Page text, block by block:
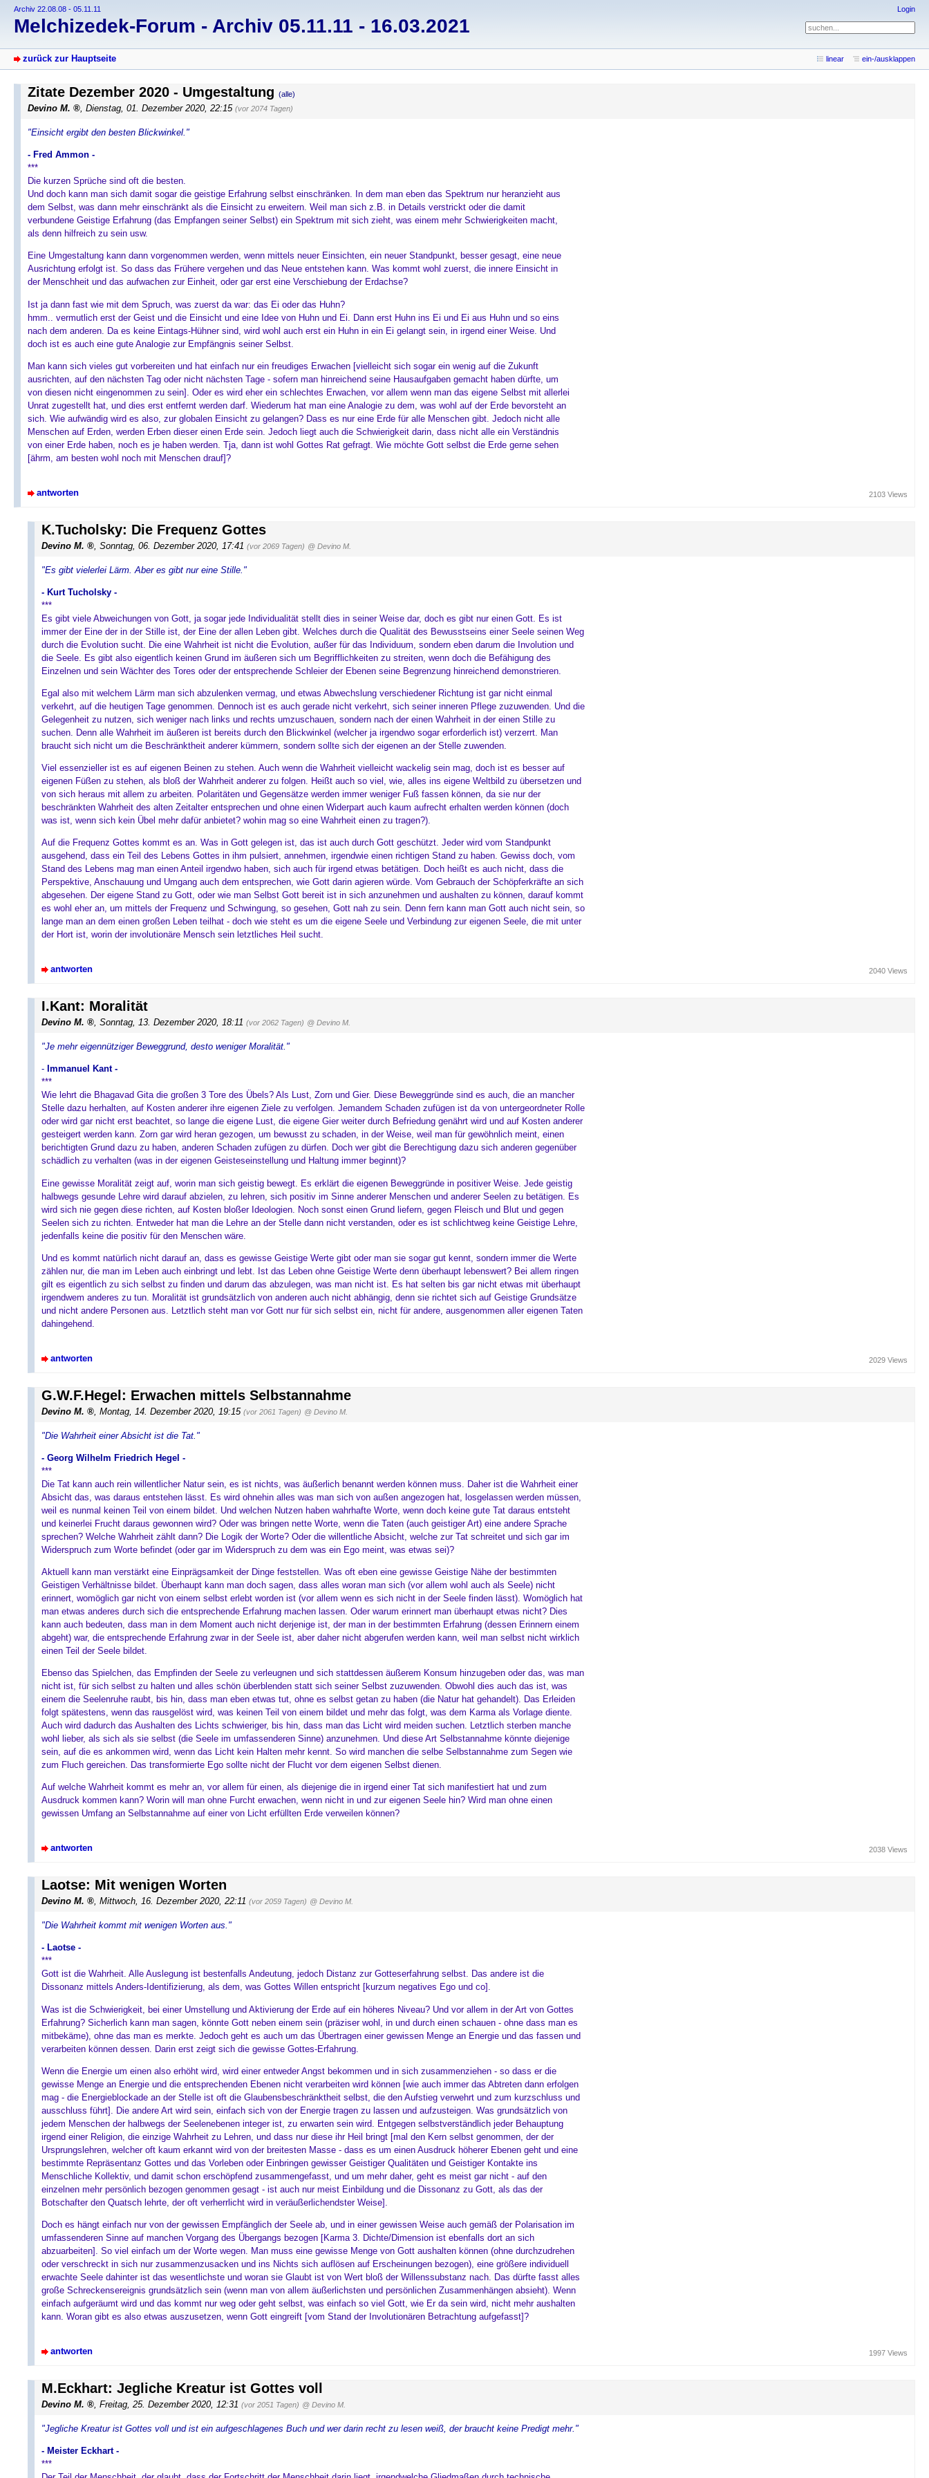
Archiv 22.08.08 - 05.11.11
Melchizedek-Forum - Archiv 05.11.11 - 16.03.2021
Login
zurück zur Hauptseite linear ein-/ausklappen
Zitate Dezember 2020 - Umgestaltung (alle)
Devino M. , Dienstag, 01. Dezember 2020, 22:15 (vor 2074 Tagen)
"Einsicht ergibt den besten Blickwinkel."
- Fred Ammon -
***
Die kurzen Sprüche sind oft die besten.
Und doch kann man sich damit sogar die geistige Erfahrung selbst einschränken. In dem man eben das Spektrum nur heranzieht aus
dem Selbst, was dann mehr einschränkt als die Einsicht zu erweitern. Weil man sich z.B. in Details verstrickt oder die damit
verbundene Geistige Erfahrung (das Empfangen seiner Selbst) ein Spektrum mit sich zieht, was einem mehr Schwierigkeiten macht,
als denn hilfreich zu sein usw.
Eine Umgestaltung kann dann vorgenommen werden, wenn mittels neuer Einsichten, ein neuer Standpunkt, besser gesagt, eine neue
Ausrichtung erfolgt ist. So dass das Frühere vergehen und das Neue entstehen kann. Was kommt wohl zuerst, die innere Einsicht in
der Menschheit und das aufwachen zur Einheit, oder gar erst eine Verschiebung der Erdachse?
Ist ja dann fast wie mit dem Spruch, was zuerst da war: das Ei oder das Huhn?
hmm.. vermutlich erst der Geist und die Einsicht und eine Idee von Huhn und Ei. Dann erst Huhn ins Ei und Ei aus Huhn und so eins
nach dem anderen. Da es keine Eintags-Hühner sind, wird wohl auch erst ein Huhn in ein Ei gelangt sein, in irgend einer Weise. Und
doch ist es auch eine gute Analogie zur Empfängnis seiner Selbst.
Man kann sich vieles gut vorbereiten und hat einfach nur ein freudiges Erwachen [vielleicht sich sogar ein wenig auf die Zukunft
ausrichten, auf den nächsten Tag oder nicht nächsten Tage - sofern man hinreichend seine Hausaufgaben gemacht haben dürfte, um
von diesen nicht eingenommen zu sein]. Oder es wird eher ein schlechtes Erwachen, vor allem wenn man das eigene Selbst mit allerlei
Unrat zugestellt hat, und dies erst entfernt werden darf. Wiederum hat man eine Analogie zu dem, was wohl auf der Erde bevorsteht an
sich. Wie aufwändig wird es also, zur globalen Einsicht zu gelangen? Dass es nur eine Erde für alle Menschen gibt. Jedoch nicht alle
Menschen auf Erden, werden Erben dieser einen Erde sein. Jedoch liegt auch die Schwierigkeit darin, dass nicht alle ein Verständnis
von einer Erde haben, noch es je haben werden. Tja, dann ist wohl Gottes Rat gefragt. Wie möchte Gott selbst die Erde gerne sehen
[ährm, am besten wohl noch mit Menschen drauf]?
antworten 2103 Views
K.Tucholsky: Die Frequenz Gottes
Devino M. , Sonntag, 06. Dezember 2020, 17:41 (vor 2069 Tagen) @ Devino M.
"Es gibt vielerlei Lärm. Aber es gibt nur eine Stille."
- Kurt Tucholsky -
***
Es gibt viele Abweichungen von Gott, ja sogar jede Individualität stellt dies in seiner Weise dar, doch es gibt nur einen Gott. Es ist
immer der Eine der in der Stille ist, der Eine der allen Leben gibt. Welches durch die Qualität des Bewusstseins einer Seele seinen Weg
durch die Evolution sucht. Die eine Wahrheit ist nicht die Evolution, außer für das Individuum, sondern eben darum die Involution und
die Seele. Es gibt also eigentlich keinen Grund im äußeren sich um Begrifflichkeiten zu streiten, wenn doch die Befähigung des
Einzelnen und sein Wächter des Tores oder der entsprechende Schleier der Ebenen seine Begrenzung hinreichend demonstrieren.
Egal also mit welchem Lärm man sich abzulenken vermag, und etwas Abwechslung verschiedener Richtung ist gar nicht einmal
verkehrt, auf die heutigen Tage genommen. Dennoch ist es auch gerade nicht verkehrt, sich seiner inneren Pflege zuzuwenden. Und die
Gelegenheit zu nutzen, sich weniger nach links und rechts umzuschauen, sondern nach der einen Wahrheit in der einen Stille zu
suchen. Denn alle Wahrheit im äußeren ist bereits durch den Blickwinkel (welcher ja irgendwo sogar erforderlich ist) verzerrt. Man
braucht sich nicht um die Beschränktheit anderer kümmern, sondern sollte sich der eigenen an der Stelle zuwenden.
Viel essenzieller ist es auf eigenen Beinen zu stehen. Auch wenn die Wahrheit vielleicht wackelig sein mag, doch ist es besser auf
eigenen Füßen zu stehen, als bloß der Wahrheit anderer zu folgen. Heißt auch so viel, wie, alles ins eigene Weltbild zu übersetzen und
von sich heraus mit allem zu arbeiten. Polaritäten und Gegensätze werden immer weniger Fuß fassen können, da sie nur der
beschränkten Wahrheit des alten Zeitalter entsprechen und ohne einen Widerpart auch kaum aufrecht erhalten werden können (doch
was ist, wenn sich kein Übel mehr dafür anbietet? wohin mag so eine Wahrheit einen zu tragen?).
Auf die Frequenz Gottes kommt es an. Was in Gott gelegen ist, das ist auch durch Gott geschützt. Jeder wird vom Standpunkt
ausgehend, dass ein Teil des Lebens Gottes in ihm pulsiert, annehmen, irgendwie einen richtigen Stand zu haben. Gewiss doch, vom
Stand des Lebens mag man einen Anteil irgendwo haben, sich auch für irgend etwas betätigen. Doch heißt es auch nicht, dass die
Perspektive, Anschauung und Umgang auch dem entsprechen, wie Gott darin agieren würde. Vom Gebrauch der Schöpferkräfte an sich
abgesehen. Der eigene Stand zu Gott, oder wie man Selbst Gott bereit ist in sich anzunehmen und aushalten zu können, darauf kommt
es wohl eher an, um mittels der Frequenz und Schwingung, so gesehen, Gott nah zu sein. Denn fern kann man Gott auch nicht sein, so
lange man an dem einen großen Leben teilhat - doch wie steht es um die eigene Seele und Verbindung zur eigenen Seele, die mit unter
der Hort ist, worin der involutionäre Mensch sein letztliches Heil sucht.
antworten 2040 Views
I.Kant: Moralität
Devino M. , Sonntag, 13. Dezember 2020, 18:11 (vor 2062 Tagen) @ Devino M.
"Je mehr eigennütziger Beweggrund, desto weniger Moralität."
- Immanuel Kant -
***
Wie lehrt die Bhagavad Gita die großen 3 Tore des Übels? Als Lust, Zorn und Gier. Diese Beweggründe sind es auch, die an mancher
Stelle dazu herhalten, auf Kosten anderer ihre eigenen Ziele zu verfolgen. Jemandem Schaden zufügen ist da von untergeordneter Rolle
oder wird gar nicht erst beachtet, so lange die eigene Lust, die eigene Gier weiter durch Befriedung genährt wird und auf Kosten anderer
gesteigert werden kann. Zorn gar wird heran gezogen, um bewusst zu schaden, in der Weise, weil man für gewöhnlich meint, einen
berichtigten Grund dazu zu haben, anderen Schaden zufügen zu dürfen. Doch wer gibt die Berechtigung dazu sich anderen gegenüber
schädlich zu verhalten (was in der eigenen Geisteseinstellung und Haltung immer beginnt)?
Eine gewisse Moralität zeigt auf, worin man sich geistig bewegt. Es erklärt die eigenen Beweggründe in positiver Weise. Jede geistig
halbwegs gesunde Lehre wird darauf abzielen, zu lehren, sich positiv im Sinne anderer Menschen und anderer Seelen zu betätigen. Es
wird sich nie gegen diese richten, auf Kosten bloßer Ideologien. Noch sonst einen Grund liefern, gegen Fleisch und Blut und gegen
Seelen sich zu richten. Entweder hat man die Lehre an der Stelle dann nicht verstanden, oder es ist schlichtweg keine Geistige Lehre,
jedenfalls keine die positiv für den Menschen wäre.
Und es kommt natürlich nicht darauf an, dass es gewisse Geistige Werte gibt oder man sie sogar gut kennt, sondern immer die Werte
zählen nur, die man im Leben auch einbringt und lebt. Ist das Leben ohne Geistige Werte denn überhaupt lebenswert? Bei allem ringen
gilt es eigentlich zu sich selbst zu finden und darum das abzulegen, was man nicht ist. Es hat selten bis gar nicht etwas mit überhaupt
irgendwem anderes zu tun. Moralität ist grundsätzlich von anderen auch nicht abhängig, denn sie richtet sich auf Geistige Grundsätze
und nicht andere Personen aus. Letztlich steht man vor Gott nur für sich selbst ein, nicht für andere, ausgenommen aller eigenen Taten
dahingehend.
antworten 2029 Views
G.W.F.Hegel: Erwachen mittels Selbstannahme
Devino M. , Montag, 14. Dezember 2020, 19:15 (vor 2061 Tagen) @ Devino M.
"Die Wahrheit einer Absicht ist die Tat."
- Georg Wilhelm Friedrich Hegel -
***
Die Tat kann auch rein willentlicher Natur sein, es ist nichts, was äußerlich benannt werden können muss. Daher ist die Wahrheit einer
Absicht das, was daraus entstehen lässt. Es wird ohnehin alles was man sich von außen angezogen hat, losgelassen werden müssen,
weil es nunmal keinen Teil von einem bildet. Und welchen Nutzen haben wahrhafte Worte, wenn doch keine gute Tat daraus entsteht
und keinerlei Frucht daraus gewonnen wird? Oder was bringen nette Worte, wenn die Taten (auch geistiger Art) eine andere Sprache
sprechen? Welche Wahrheit zählt dann? Die Logik der Worte? Oder die willentliche Absicht, welche zur Tat schreitet und sich gar im
Widerspruch zum Worte befindet (oder gar im Widerspruch zu dem was ein Ego meint, was etwas sei)?
Aktuell kann man verstärkt eine Einprägsamkeit der Dinge feststellen. Was oft eben eine gewisse Geistige Nähe der bestimmten
Geistigen Verhältnisse bildet. Überhaupt kann man doch sagen, dass alles woran man sich (vor allem wohl auch als Seele) nicht
erinnert, womöglich gar nicht von einem selbst erlebt worden ist (vor allem wenn es sich nicht in der Seele finden lässt). Womöglich hat
man etwas anderes durch sich die entsprechende Erfahrung machen lassen. Oder warum erinnert man überhaupt etwas nicht? Dies
kann auch bedeuten, dass man in dem Moment auch nicht derjenige ist, der man in der bestimmten Erfahrung (dessen Erinnern einem
abgeht) war, die entsprechende Erfahrung zwar in der Seele ist, aber daher nicht abgerufen werden kann, weil man selbst nicht wirklich
einen Teil der Seele bildet.
Ebenso das Spielchen, das Empfinden der Seele zu verleugnen und sich stattdessen äußerem Konsum hinzugeben oder das, was man
nicht ist, für sich selbst zu halten und alles schön überblenden statt sich seiner Selbst zuzuwenden. Obwohl dies auch das ist, was
einem die Seelenruhe raubt, bis hin, dass man eben etwas tut, ohne es selbst getan zu haben (die Natur hat gehandelt). Das Erleiden
folgt spätestens, wenn das rausgelöst wird, was keinen Teil von einem bildet und mehr das folgt, was dem Karma als Vorlage diente.
Auch wird dadurch das Aushalten des Lichts schwieriger, bis hin, dass man das Licht wird meiden suchen. Letztlich sterben manche
wohl lieber, als sich als sie selbst (die Seele im umfassenderen Sinne) anzunehmen. Und diese Art Selbstannahme könnte diejenige
sein, auf die es ankommen wird, wenn das Licht kein Halten mehr kennt. So wird manchen die selbe Selbstannahme zum Segen wie
zum Fluch gereichen. Das transformierte Ego sollte nicht der Flucht vor dem eigenen Selbst dienen.
Auf welche Wahrheit kommt es mehr an, vor allem für einen, als diejenige die in irgend einer Tat sich manifestiert hat und zum
Ausdruck kommen kann? Worin will man ohne Furcht erwachen, wenn nicht in und zur eigenen Seele hin? Wird man ohne einen
gewissen Umfang an Selbstannahme auf einer von Licht erfüllten Erde verweilen können?
antworten 2038 Views
Laotse: Mit wenigen Worten
Devino M. , Mittwoch, 16. Dezember 2020, 22:11 (vor 2059 Tagen) @ Devino M.
"Die Wahrheit kommt mit wenigen Worten aus."
- Laotse -
***
Gott ist die Wahrheit. Alle Auslegung ist bestenfalls Andeutung, jedoch Distanz zur Gotteserfahrung selbst. Das andere ist die
Dissonanz mittels Anders-Identifizierung, als dem, was Gottes Willen entspricht [kurzum negatives Ego und co].
Was ist die Schwierigkeit, bei einer Umstellung und Aktivierung der Erde auf ein höheres Niveau? Und vor allem in der Art von Gottes
Erfahrung? Sicherlich kann man sagen, könnte Gott neben einem sein (präziser wohl, in und durch einen schauen - ohne dass man es
mitbekäme), ohne das man es merkte. Jedoch geht es auch um das Übertragen einer gewissen Menge an Energie und das fassen und
verarbeiten können dessen. Darin erst zeigt sich die gewisse Gottes-Erfahrung.
Wenn die Energie um einen also erhöht wird, wird einer entweder Angst bekommen und in sich zusammenziehen - so dass er die
gewisse Menge an Energie und die entsprechenden Ebenen nicht verarbeiten wird können [wie auch immer das Abtreten dann erfolgen
mag - die Energieblockade an der Stelle ist oft die Glaubensbeschränktheit selbst, die den Aufstieg verwehrt und zum kurzschluss und
ausschluss führt]. Die andere Art wird sein, einfach sich von der Energie tragen zu lassen und aufzusteigen. Was grundsätzlich von
jedem Menschen der halbwegs der Seelenebenen integer ist, zu erwarten sein wird. Entgegen selbstverständlich jeder Behauptung
irgend einer Religion, die einzige Wahrheit zu Lehren, und dass nur diese ihr Heil bringt [mal den Kern selbst genommen, der der
Ursprungslehren, welcher oft kaum erkannt wird von der breitesten Masse - dass es um einen Ausdruck höherer Ebenen geht und eine
bestimmte Repräsentanz Gottes und das Vorleben oder Einbringen gewisser Geistiger Qualitäten und Geistiger Kontakte ins
Menschliche Kollektiv, und damit schon erschöpfend zusammengefasst, und um mehr daher, geht es meist gar nicht - auf den
einzelnen mehr persönlich bezogen genommen gesagt - ist auch nur meist Einbildung und die Dissonanz zu Gott, als das der
Botschafter den Quatsch lehrte, der oft verherrlicht wird in veräußerlichendster Weise].
Doch es hängt einfach nur von der gewissen Empfänglich der Seele ab, und in einer gewissen Weise auch gemäß der Polarisation im
umfassenderen Sinne auf manchen Vorgang des Übergangs bezogen [Karma 3. Dichte/Dimension ist ebenfalls dort an sich
abzuarbeiten]. So viel einfach um der Worte wegen. Man muss eine gewisse Menge von Gott aushalten können (ohne durchzudrehen
oder verschreckt in sich nur zusammenzusacken und ins Nichts sich auflösen auf Erscheinungen bezogen), eine größere individuell
erwachte Seele dahinter ist das wesentlichste und woran sie Glaubt ist von Wert bloß der Willenssubstanz nach. Das dürfte fasst alles
große Schreckensereignis grundsätzlich sein (wenn man von allem äußerlichsten und persönlichen Zusammenhängen absieht). Wenn
einfach aufgeräumt wird und das kommt nur weg oder geht selbst, was einfach so viel Gott, wie Er da sein wird, nicht mehr aushalten
kann. Woran gibt es also etwas auszusetzen, wenn Gott eingreift [vom Stand der Involutionären Betrachtung aufgefasst]?
antworten 1997 Views
M.Eckhart: Jegliche Kreatur ist Gottes voll
Devino M. , Freitag, 25. Dezember 2020, 12:31 (vor 2051 Tagen) @ Devino M.
"Jegliche Kreatur ist Gottes voll und ist ein aufgeschlagenes Buch und wer darin recht zu lesen weiß, der braucht keine Predigt mehr."
- Meister Eckhart -
***